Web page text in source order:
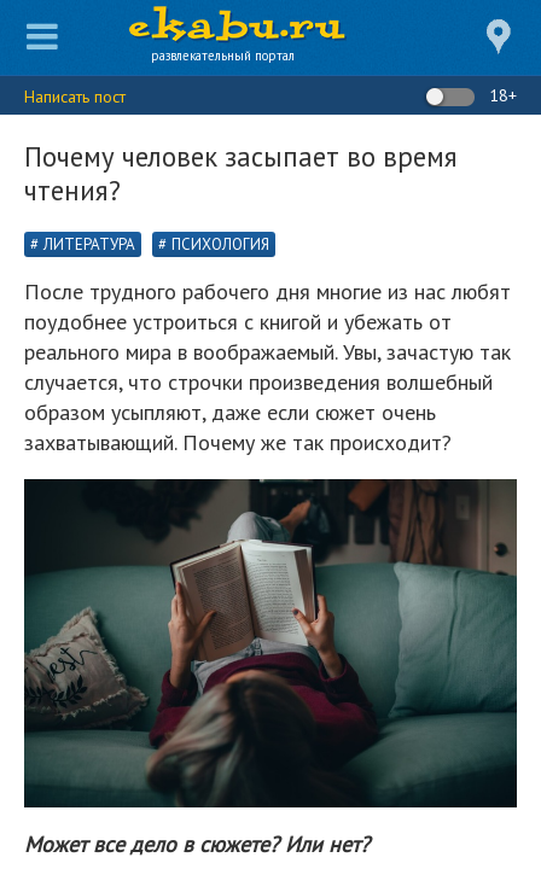
развлекательный портал
Написать пост 18+
Почему человек засыпает во время
чтения?
ЛИТЕРАТУРА ПСИХОЛОГИЯ
После трудного рабочего дня многие из нас любят
поудобнее устроиться с книгой и убежать от
реального мира в воображаемый. Увы, зачастую так
случается, что строчки произведения волшебный
образом усыпляют, даже если сюжет очень
захватывающий. Почему же так происходит?
Может все дело в сюжете? Или нет?